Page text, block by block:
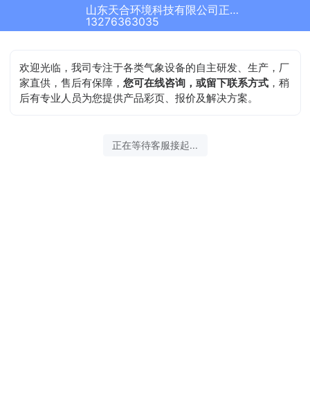
山东天合环境科技有限公司正在为您服务
13276363035
欢迎光临，我司专注于各类气象设备的自主研发、生产，厂
家直供，售后有保障，您可在线咨询，或留下联系方式 ，稍
后有专业人员为您提供产品彩页、报价及解决方案。
2026-08-09 14:52:04 开始沟通